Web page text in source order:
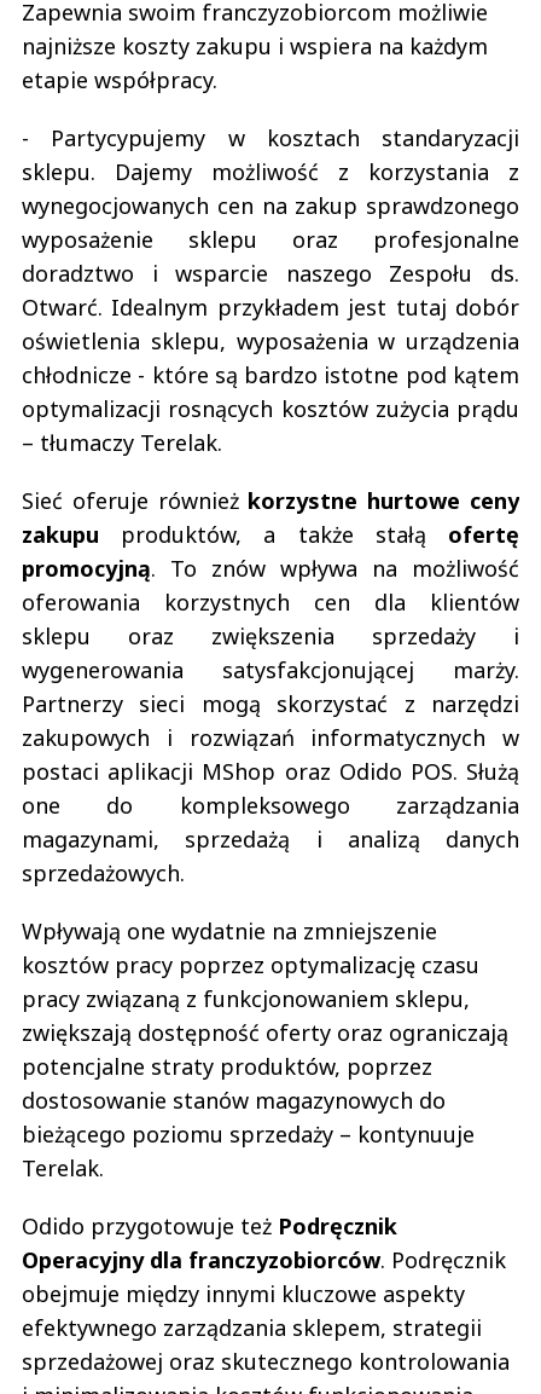
Zapewnia swoim franczyzobiorcom możliwie
najniższe koszty zakupu i wspiera na każdym
etapie współpracy.
- Partycypujemy w kosztach standaryzacji
sklepu. Dajemy możliwość z korzystania z
wynegocjowanych cen na zakup sprawdzonego
wyposażenie sklepu oraz profesjonalne
doradztwo i wsparcie naszego Zespołu ds.
Otwarć. Idealnym przykładem jest tutaj dobór
oświetlenia sklepu, wyposażenia w urządzenia
chłodnicze - które są bardzo istotne pod kątem
optymalizacji rosnących kosztów zużycia prądu
– tłumaczy Terelak.
Sieć oferuje również korzystne hurtowe ceny
zakupu produktów, a także stałą ofertę
promocyjną. To znów wpływa na możliwość
oferowania korzystnych cen dla klientów
sklepu oraz zwiększenia sprzedaży i
wygenerowania satysfakcjonującej marży.
Partnerzy sieci mogą skorzystać z narzędzi
zakupowych i rozwiązań informatycznych w
postaci aplikacji MShop oraz Odido POS. Służą
one do kompleksowego zarządzania
magazynami, sprzedażą i analizą danych
sprzedażowych.
Wpływają one wydatnie na zmniejszenie
kosztów pracy poprzez optymalizację czasu
pracy związaną z funkcjonowaniem sklepu,
zwiększają dostępność oferty oraz ograniczają
potencjalne straty produktów, poprzez
dostosowanie stanów magazynowych do
bieżącego poziomu sprzedaży – kontynuuje
Terelak.
Odido przygotowuje też Podręcznik
Operacyjny dla franczyzobiorców. Podręcznik
obejmuje między innymi kluczowe aspekty
efektywnego zarządzania sklepem, strategii
sprzedażowej oraz skutecznego kontrolowania